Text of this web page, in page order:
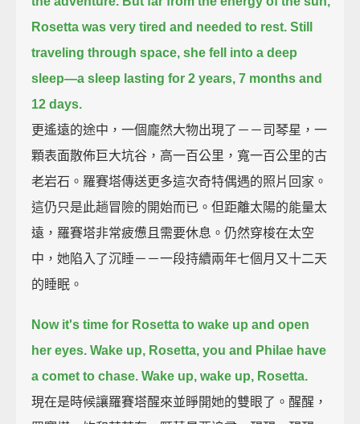
Rosetta was very tired and needed to rest. Still
traveling through space, she fell into a deep
sleep—a sleep lasting for 2 years, 7 months and
12 days.
更遙遠的途中，一個龐然大物出現了－－司琴星，一
顆表面散佈巨大坑谷，高一百公里，寬一百公里的古
老岩石。羅賽塔傳送更多這次奇特偶遇的照片回家。
這仍只是此趟冒險的開始而已。但距離太陽的能量太
遠，羅賽塔非常疲憊且需要休息。仍然穿梭在太空
中，她陷入了沉睡－－一段持續兩年七個月又十二天
的睡眠。
Now it's time for Rosetta to wake up and open
her eyes. Wake up, Rosetta, you and Philae have
a comet to chase. Wake up, wake up, Rosetta.
現在是時候讓羅賽塔醒來並睜開她的雙眼了。醒醒，